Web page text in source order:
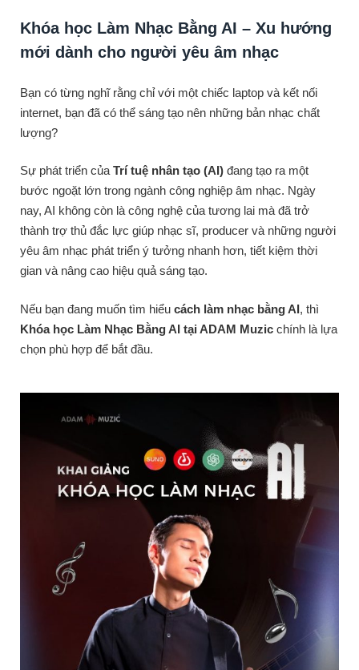
Khóa học Làm Nhạc Bằng AI – Xu hướng
mới dành cho người yêu âm nhạc
Bạn có từng nghĩ rằng chỉ với một chiếc laptop và kết nối
internet, bạn đã có thể sáng tạo nên những bản nhạc chất
lượng?
Sự phát triển của Trí tuệ nhân tạo (AI) đang tạo ra một
bước ngoặt lớn trong ngành công nghiệp âm nhạc. Ngày
nay, AI không còn là công nghệ của tương lai mà đã trở
thành trợ thủ đắc lực giúp nhạc sĩ, producer và những người
yêu âm nhạc phát triển ý tưởng nhanh hơn, tiết kiệm thời
gian và nâng cao hiệu quả sáng tạo.
Nếu bạn đang muốn tìm hiểu cách làm nhạc bằng AI, thì
Khóa học Làm Nhạc Bằng AI tại ADAM Muzic chính là lựa
chọn phù hợp để bắt đầu.